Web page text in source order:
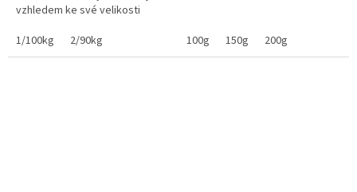
vzhledem ke své velikosti
jsou vyrobeny z prvotřídní
nerezové...
1/100kg 2/90kg 100g 150g 200g